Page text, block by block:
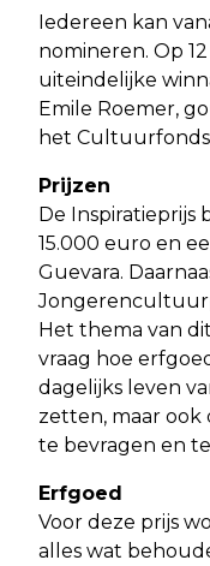
Iedereen kan
nomineren. Op
uiteindelijke
Emile Roemer,
het
Prijzen
De Inspiratieprijs
15.000 euro en
Guevara.
Het thema van
vraag hoe
dagelijks leven
zetten, maar
te bevragen en
Erfgoed
Voor deze prijs
alles wat